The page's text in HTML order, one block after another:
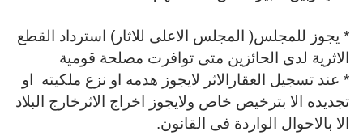
* يجوز للمجلس( المجلس الاعلى للاثار) استرداد القطع
الاثرية لدى الحائزين متى توافرت مصلحة قومية
* عند تسجيل العقارالاثر لايجوز هدمه او نزع ملكيته
او
تجديده الا بترخيص خاص ولايجوز اخراج الاثرخارج البلاد
الا بالاحوال الواردة فى القانون.